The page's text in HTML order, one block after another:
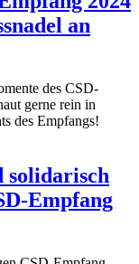
an
des CSD-
gerne rein in
des Empfangs!
solidarisch
Empfang